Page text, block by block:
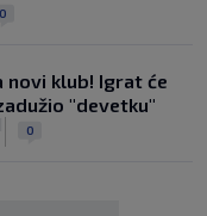
0
novi klub! Igrat će
"devetku"
0